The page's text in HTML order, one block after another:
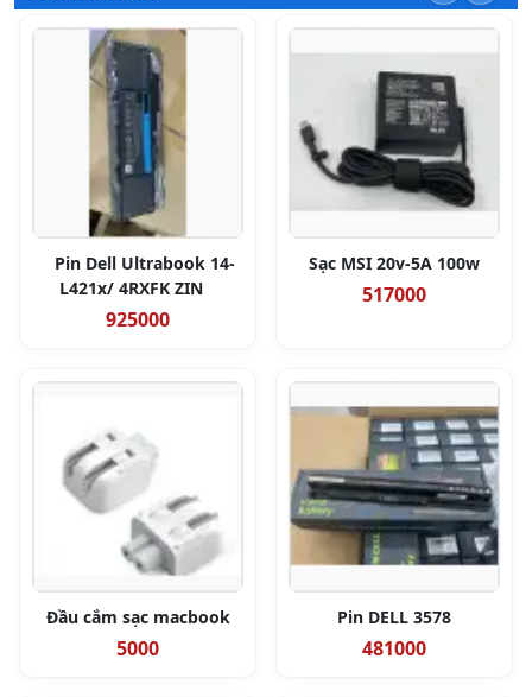
Pin Dell Ultrabook 14-
L421x/ 4RXFK ZIN
925000
Sạc MSI 20v-5A 100w
517000
Đầu cắm sạc macbook
5000
Pin DELL 3578
481000